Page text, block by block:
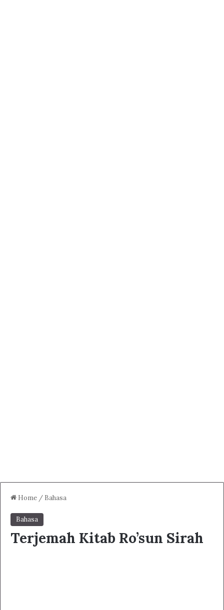
Home / Bahasa
Bahasa
Terjemah Kitab Ro’sun Sirah